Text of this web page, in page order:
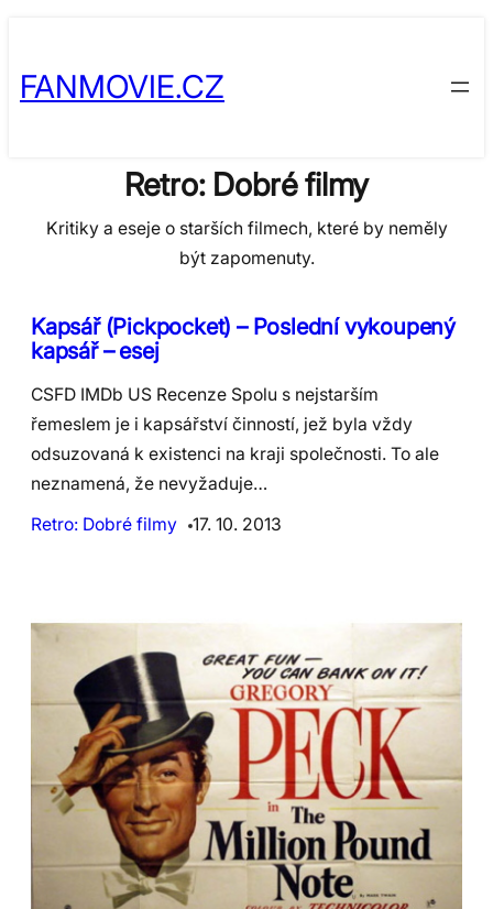
content
FANMOVIE.CZ
Retro: Dobré filmy
Kritiky a eseje o starších filmech, které by neměly
být zapomenuty.
Kapsář (Pickpocket) – Poslední vykoupený
kapsář – esej
CSFD IMDb US Recenze Spolu s nejstarším
řemeslem je i kapsářství činností, jež byla vždy
odsuzovaná k existenci na kraji společnosti. To ale
neznamená, že nevyžaduje…
Retro: Dobré filmy
17. 10. 2013